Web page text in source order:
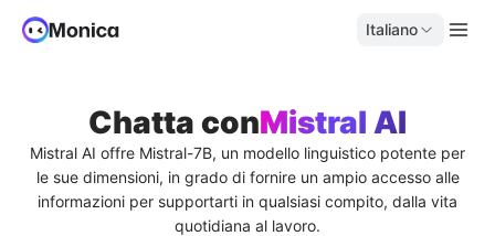
Italiano
Chatta conMistral AI
Mistral AI offre Mistral-7B, un modello linguistico potente per
le sue dimensioni, in grado di fornire un ampio accesso alle
informazioni per supportarti in qualsiasi compito, dalla vita
quotidiana al lavoro.